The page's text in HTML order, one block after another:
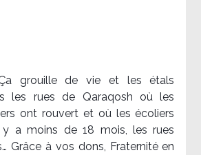
grouille de vie et les étals
les rues de Qaraqosh où les
ont rouvert et où les écoliers
y a moins de 18 mois, les rues
Grâce à vos dons, Fraternité en